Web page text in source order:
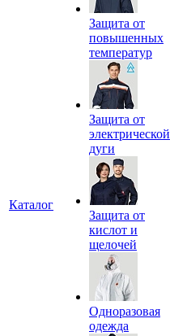
Каталог
Защита от
повышенных
температур
Защита от
электрической
дуги
Защита от
кислот и
щелочей
Одноразовая
одежда